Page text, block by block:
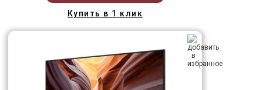
Купить в 1 клик